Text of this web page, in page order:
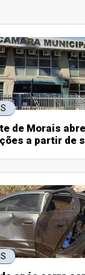
de Morais
a partir de